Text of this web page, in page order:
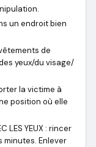
un endroit bien
de
yeux/du visage/
la victime à
position où elle
LES YEUX : rincer
Enlever